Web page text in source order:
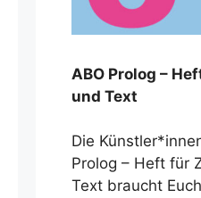
ABO Prolog –
und Text
Die
Prolog – Heft für
Text braucht